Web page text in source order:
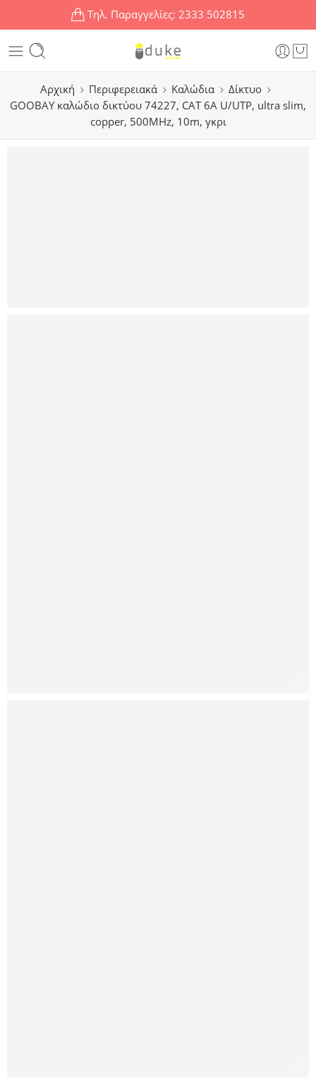
Τηλ. Παραγγελίες: 2333 502815
Αρχική Περιφερειακά Καλώδια
Δίκτυο
GOOBAY καλώδιο δικτύου 74227, CAT 6A U/UTP, ultra slim,
copper, 500MHz, 10m, γκρι